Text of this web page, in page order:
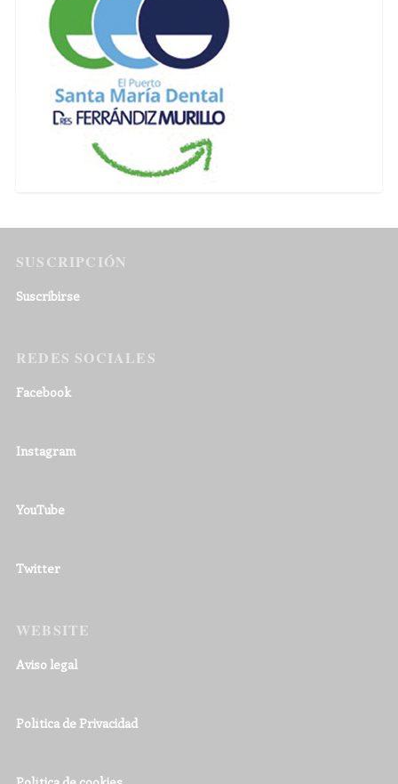
SUSCRIPCIÓN
Suscribirse
REDES SOCIALES
Facebook
Instagram
YouTube
Twitter
WEBSITE
Aviso legal
Política de Privacidad